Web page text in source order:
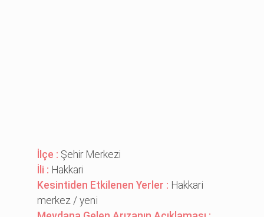
İlçe : Şehir Merkezi
İli : Hakkari
Kesintiden Etkilenen Yerler : Hakkari̇
merkez / yeni̇